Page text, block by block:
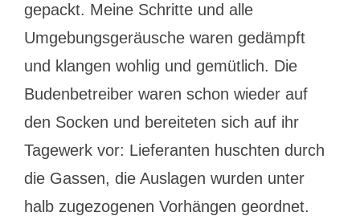
gepackt. Meine Schritte und alle
Umgebungsgeräusche waren gedämpft
und klangen wohlig und gemütlich. Die
Budenbetreiber waren schon wieder auf
den Socken und bereiteten sich auf ihr
Tagewerk vor: Lieferanten huschten durch
die Gassen, die Auslagen wurden unter
halb zugezogenen Vorhängen geordnet.